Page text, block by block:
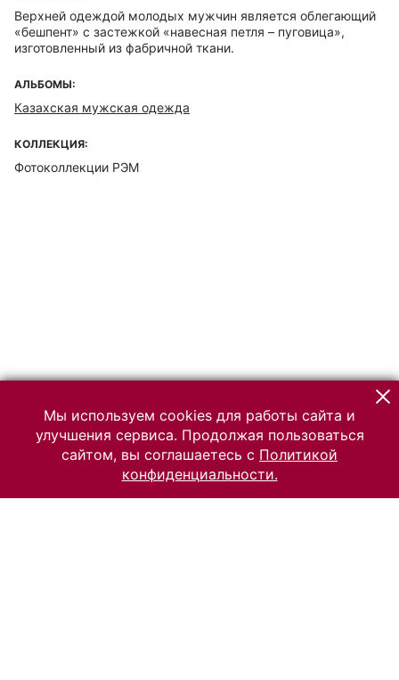
Верхней одеждой молодых мужчин является облегающий
«бешпент» с застежкой «навесная петля – пуговица»,
изготовленный из фабричной ткани.
АЛЬБОМЫ:
Казахская мужская одежда
КОЛЛЕКЦИЯ:
Фотоколлекции РЭМ
Мы используем cookies для работы сайта и
улучшения сервиса. Продолжая пользоваться
сайтом, вы соглашаетесь с Политикой
конфиденциальности.